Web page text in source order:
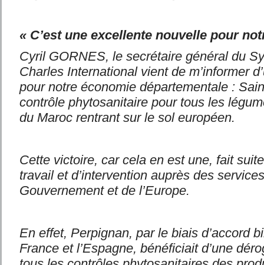
« C’est une excellente nouvelle pour
Cyril GORNES, le secrétaire général du
Charles International vient de m’informer
pour notre économie départementale :
contrôle phytosanitaire pour tous les
du Maroc rentrant sur le sol européen.
Cette victoire, car cela en est une, fait
travail et d’intervention auprès des
Gouvernement et de l’Europe.
En effet, Perpignan, par le biais d’accord
France et l’Espagne, bénéficiait d’une